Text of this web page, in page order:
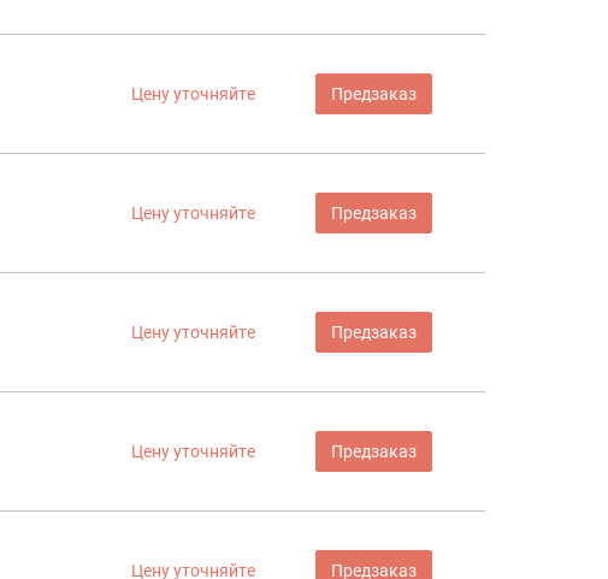
Цену уточняйте Предзаказ
Цену уточняйте Предзаказ
Цену уточняйте Предзаказ
Цену уточняйте Предзаказ
Цену уточняйте Предзаказ